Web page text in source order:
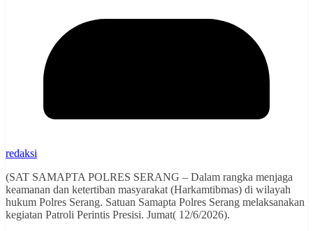
redaksi
(SAT SAMAPTA POLRES SERANG – Dalam rangka menjaga
keamanan dan ketertiban masyarakat (Harkamtibmas) di wilayah
hukum Polres Serang. Satuan Samapta Polres Serang melaksanakan
kegiatan Patroli Perintis Presisi. Jumat( 12/6/2026).